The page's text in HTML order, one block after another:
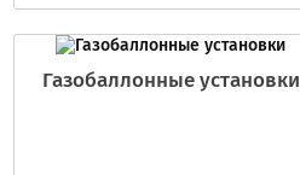
Газобаллонные установки